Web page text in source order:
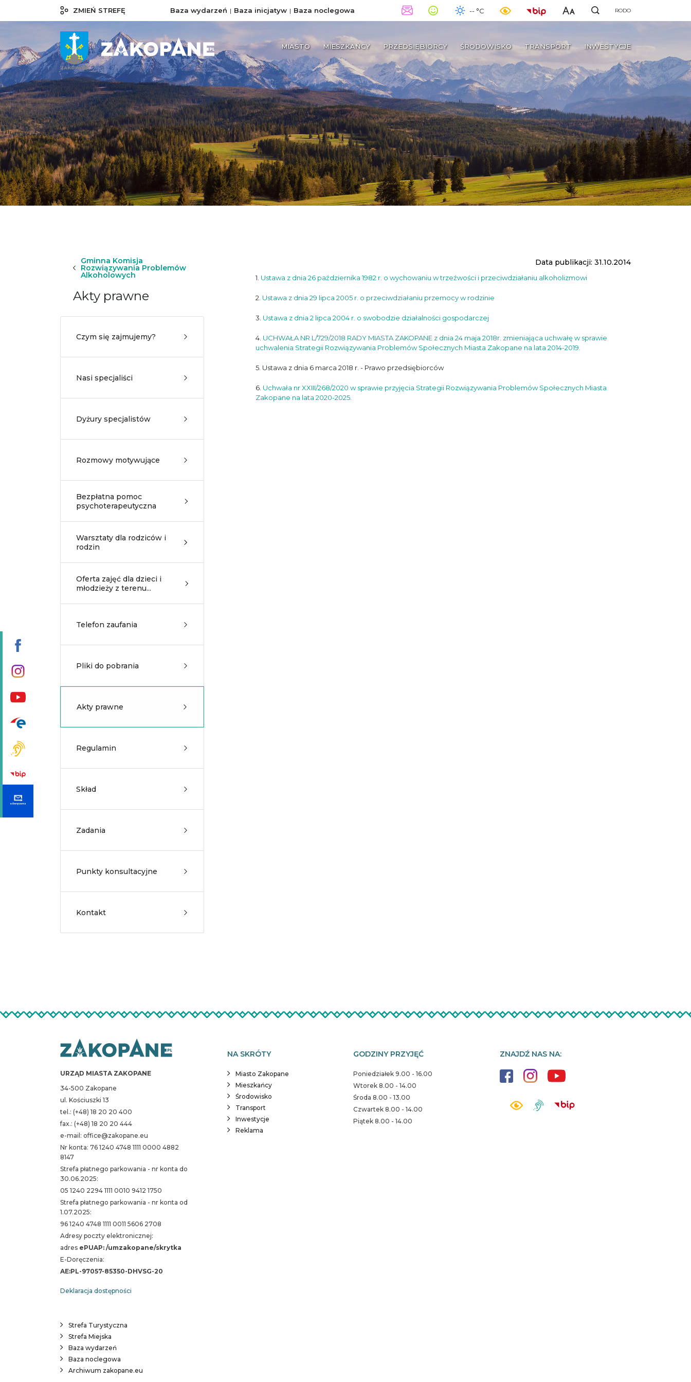
ZMIEŃ STREFĘ Baza wydarzeń Baza inicjatyw Baza noclegowa -- °C RODO
MIASTO MIESZKAŃCY PRZEDSIĘBIORCY ŚRODOWISKO TRANSPORT INWESTYCJE
Gminna Komisja
Rozwiązywania Problemów
Alkoholowych
Akty prawne
Czym się zajmujemy?
Nasi specjaliści
Dyżury specjalistów
Rozmowy motywujące
Bezpłatna pomoc
psychoterapeutyczna
Warsztaty dla rodziców i
rodzin
Oferta zajęć dla dzieci i
młodzieży z terenu...
Telefon zaufania
Pliki do pobrania
Akty prawne
Regulamin
Skład
Zadania
Punkty konsultacyjne
Kontakt
Data publikacji: 31.10.2014
1. Ustawa z dnia 26 października 1982 r. o wychowaniu w trzeźwości i przeciwdziałaniu alkoholizmowi
2. Ustawa z dnia 29 lipca 2005 r. o przeciwdziałaniu przemocy w rodzinie
3. Ustawa z dnia 2 lipca 2004 r. o swobodzie działalności gospodarczej
4. UCHWAŁA NR L/729/2018 RADY MIASTA ZAKOPANE z dnia 24 maja 2018r. zmieniająca uchwałę w sprawie
uchwalenia Strategii Rozwiązywania Problemów Społecznych Miasta Zakopane na lata 2014-2019.
5. Ustawa z dnia 6 marca 2018 r. - Prawo przedsiębiorców
6. Uchwała nr XXIII/268/2020 w sprawie przyjęcia Strategii Rozwiązywania Problemów Społecznych Miasta
Zakopane na lata 2020-2025.
URZĄD MIASTA ZAKOPANE
34-500 Zakopane
ul. Kościuszki 13
tel.: (+48) 18 20 20 400
fax.: (+48) 18 20 20 444
e-mail: office@zakopane.eu
Nr konta: 76 1240 4748 1111 0000 4882
8147
Strefa płatnego parkowania - nr konta do
30.06.2025:
05 1240 2294 1111 0010 9412 1750
Strefa płatnego parkowania - nr konta od
1.07.2025:
96 1240 4748 1111 0011 5606 2708
Adresy poczty elektronicznej:
adres ePUAP: /umzakopane/skrytka
E-Doręczenia:
AE:PL-97057-85350-DHVSG-20
Deklaracja dostępności
Strefa Turystyczna
Strefa Miejska
Baza wydarzeń
Baza noclegowa
Archiwum zakopane.eu
NA SKRÓTY
Miasto Zakopane
Mieszkańcy
Środowisko
Transport
Inwestycje
Reklama
GODZINY PRZYJĘĆ
Poniedziałek 9.00 - 16.00
Wtorek 8.00 - 14.00
Środa 8.00 - 13.00
Czwartek 8.00 - 14.00
Piątek 8.00 - 14.00
ZNAJDŹ NAS NA: